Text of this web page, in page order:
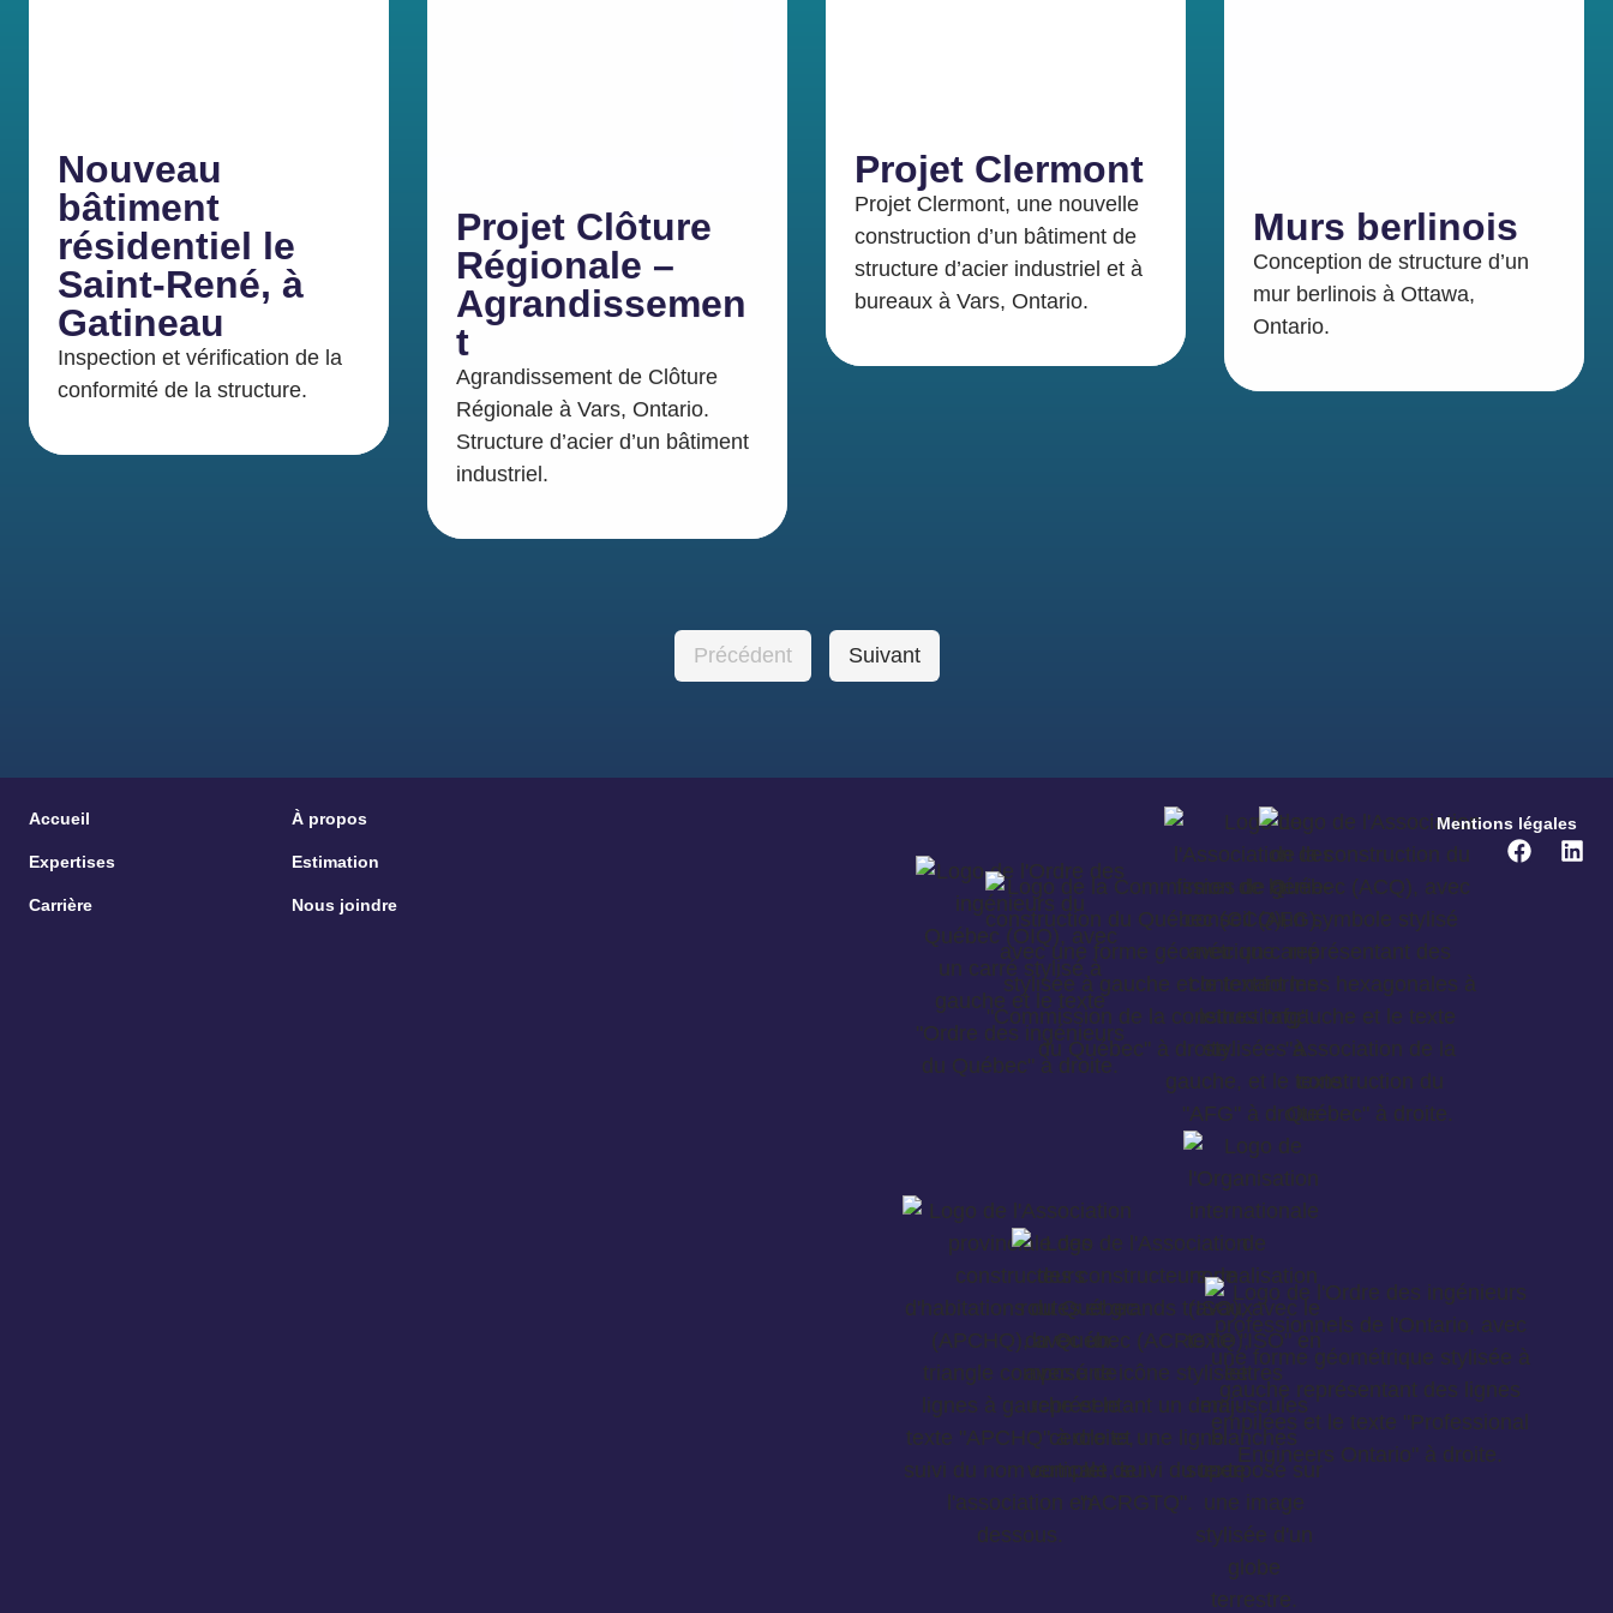
Nouveau
bâtiment
résidentiel le
Saint-René, à
Gatineau
Inspection et vérification de la
conformité de la structure.
Projet Clôture
Régionale –
Agrandissemen
t
Agrandissement de Clôture
Régionale à Vars, Ontario.
Structure d’acier d’un bâtiment
industriel.
Projet Clermont
Projet Clermont, une nouvelle
construction d’un bâtiment de
structure d’acier industriel et à
bureaux à Vars, Ontario.
Murs berlinois
Conception de structure d’un
mur berlinois à Ottawa,
Ontario.
Précédent Suivant
Accueil
Expertises
Carrière
À propos
Estimation
Nous joindre
Mentions légales